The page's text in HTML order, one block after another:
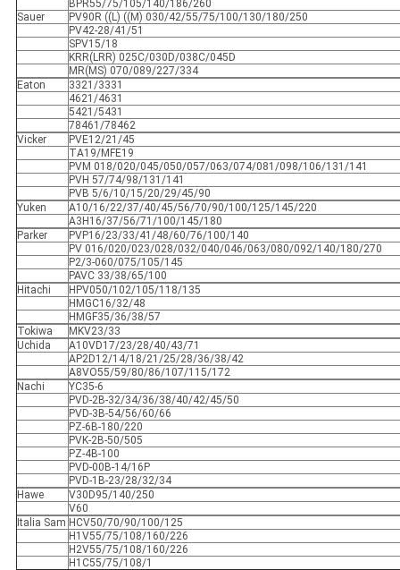
BPR55/75/105/140/186/260
Sauer
PV90R ((L) ((M) 030/42/55/75/100/130/180/250
PV42-28/41/51
SPV15/18
KRR(LRR) 025C/030D/038C/045D
MR(MS) 070/089/227/334
Eaton
3321/3331
4621/4631
5421/5431
78461/78462
Vicker
PVE12/21/45
TA19/MFE19
PVM 018/020/045/050/057/063/074/081/098/106/131/141
PVH 57/74/98/131/141
PVB 5/6/10/15/20/29/45/90
Yuken
A10/16/22/37/40/45/56/70/90/100/125/145/220
A3H16/37/56/71/100/145/180
Parker
PVP16/23/33/41/48/60/76/100/140
PV 016/020/023/028/032/040/046/063/080/092/140/180/270
P2/3-060/075/105/145
PAVC 33/38/65/100
Hitachi
HPV050/102/105/118/135
HMGC16/32/48
HMGF35/36/38/57
Tokiwa
MKV23/33
Uchida
A10VD17/23/28/40/43/71
AP2D12/14/18/21/25/28/36/38/42
A8VO55/59/80/86/107/115/172
Nachi
YC35-6
PVD-2B-32/34/36/38/40/42/45/50
PVD-3B-54/56/60/66
PZ-6B-180/220
PVK-2B-50/505
PZ-4B-100
PVD-00B-14/16P
PVD-1B-23/28/32/34
Hawe
V30D95/140/250
V60
Italia Sam HCV50/70/90/100/125
H1V55/75/108/160/226
H2V55/75/108/160/226
H1C55/75/108/1